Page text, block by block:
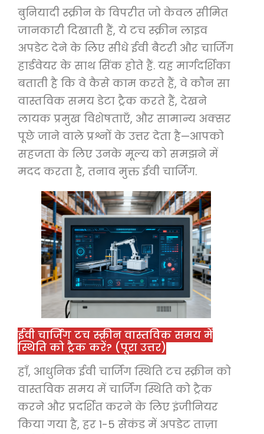
बुनियादी स्क्रीन के विपरीत जो केवल सीमित
जानकारी दिखाती हैं, ये टच स्क्रीन लाइव
अपडेट देने के लिए सीधे ईवी बैटरी और चार्जिंग
हार्डवेयर के साथ सिंक होते हैं. यह मार्गदर्शिका
बताती है कि वे कैसे काम करते हैं, वे कौन सा
वास्तविक समय डेटा ट्रैक करते हैं, देखने
लायक प्रमुख विशेषताएँ, और सामान्य अक्सर
पूछे जाने वाले प्रश्नों के उत्तर देता है—आपको
सहजता के लिए उनके मूल्य को समझने में
मदद करता है, तनाव मुक्त ईवी चार्जिंग.
ईवी चार्जिंग टच स्क्रीन वास्तविक समय में
स्थिति को ट्रैक करें? (पूरा उत्तर)
हाँ, आधुनिक ईवी चार्जिंग स्थिति टच स्क्रीन को
वास्तविक समय में चार्जिंग स्थिति को ट्रैक
करने और प्रदर्शित करने के लिए इंजीनियर
किया गया है, हर 1-5 सेकंड में अपडेट ताज़ा